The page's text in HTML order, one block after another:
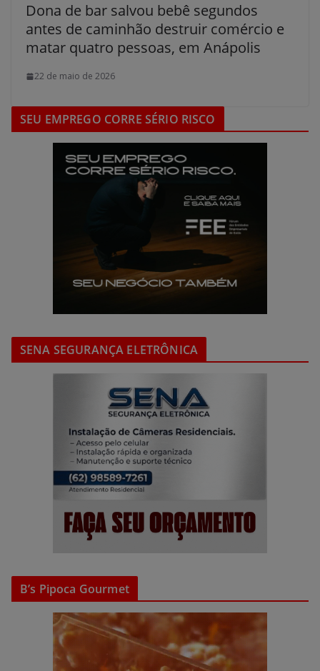
Dona de bar salvou bebê segundos
antes de caminhão destruir comércio e
matar quatro pessoas, em Anápolis
22 de maio de 2026
SEU EMPREGO CORRE SÉRIO RISCO
SENA SEGURANÇA ELETRÔNICA
B’s Pipoca Gourmet